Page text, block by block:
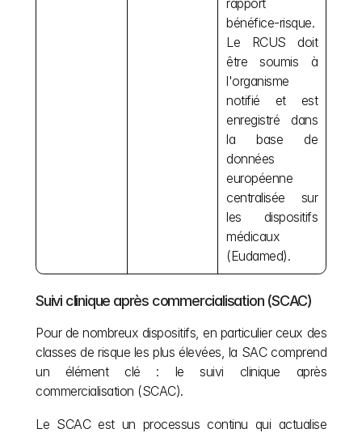
rapport
bénéfice-risque.
Le RCUS doit
être soumis à
l'organisme
notifié et est
enregistré dans
la base de
données
européenne
centralisée sur
les dispositifs
médicaux
(Eudamed).
Suivi clinique après commercialisation (SCAC)
Pour de nombreux dispositifs, en particulier ceux des
classes de risque les plus élevées, la SAC comprend
un élément clé : le suivi clinique après
commercialisation (SCAC).
Le SCAC est un processus continu qui actualise